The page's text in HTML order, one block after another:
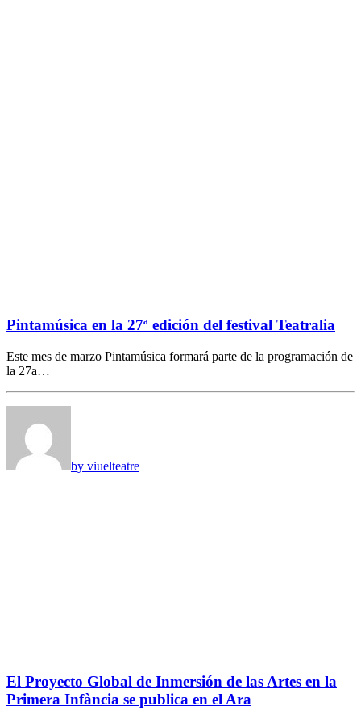
Pintamúsica en la 27ª edición del festival Teatralia
Este mes de marzo Pintamúsica formará parte de la programación de
la 27a…
by viuelteatre
El Proyecto Global de Inmersión de las Artes en la
Primera Infància se publica en el Ara